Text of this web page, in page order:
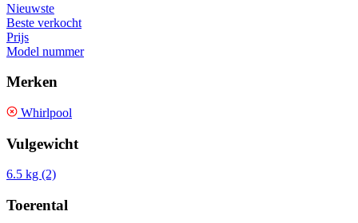
Nieuwste
Beste verkocht
Prijs
Model nummer
Merken
Whirlpool
Vulgewicht
6.5 kg (2)
Toerental